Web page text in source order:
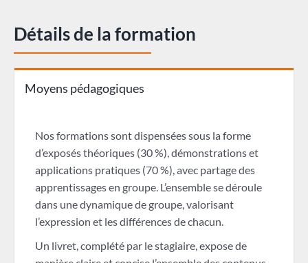
Détails de la formation
Moyens pédagogiques
Nos formations sont dispensées sous la forme
d’exposés théoriques (30 %), démonstrations et
applications pratiques (70 %), avec partage des
apprentissages en groupe. L’ensemble se déroule
dans une dynamique de groupe, valorisant
l’expression et les différences de chacun.
Un livret, complété par le stagiaire, expose de